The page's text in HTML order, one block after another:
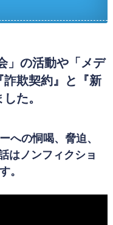
」の活動や「メデ
詐欺契約』と『新
た。
への恫喝、脅迫、
はノンフィクショ
。